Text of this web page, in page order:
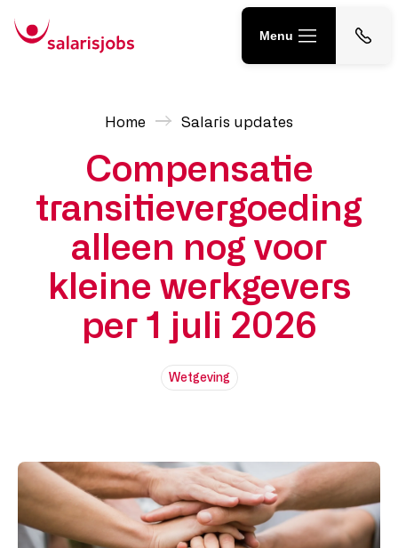
Menu
Salarisadministratie uitbesteden
Salarisadministrateur Tijdelijk & Vast
Werving & Selectie
Salarissoftware Advies &
Over ons
Werken bij Salarisjobs
010 217 56 30
contact@salarisjobs.nl
Start een kennismaking
Home Salaris updates
Compensatie
transitievergoeding
alleen nog voor
kleine werkgevers
per 1 juli 2026
Wetgeving